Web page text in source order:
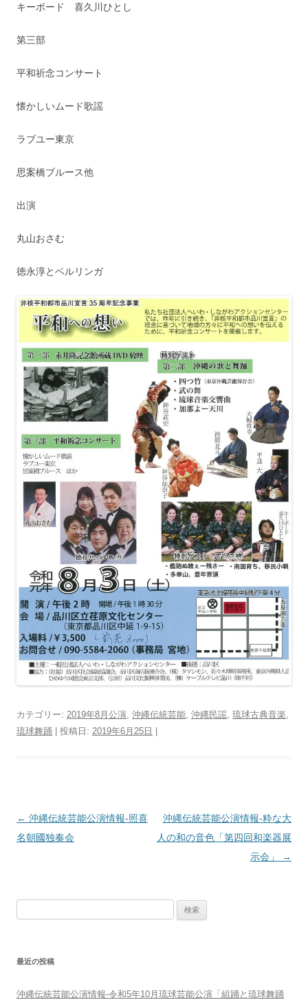
キーボード 喜久川ひとし
第三部
平和祈念コンサート
懐かしいムード歌謡
ラブユー東京
思案橋ブルース他
出演
丸山おさむ
徳永淳とベルリンガ
カテゴリー: 2019年8月公演 沖縄伝統芸能 沖縄民謡 琉球古典音楽
琉球舞踊 | 投稿日: 2019年6月25日
投
稿
← 沖縄伝統芸能公演情報‐照喜
名朝國独奏会
沖縄伝統芸能公演情報‐粋な大
人の和の音色「第四回和楽器展
示会」
→
最近の投稿
沖縄伝統芸能公演情報-令和5年10月琉球芸能公演「組踊と琉球舞踊